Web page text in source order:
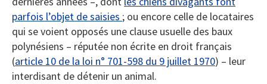
parfois l’objet de saisies ; ou encore celle de locataires
qui se voient opposés une clause usuelle des baux
polynésiens – réputée non écrite en droit français
(article 10 de la loi n° 701-598 du 9 juillet 1970) – leur
interdisant de détenir un animal.